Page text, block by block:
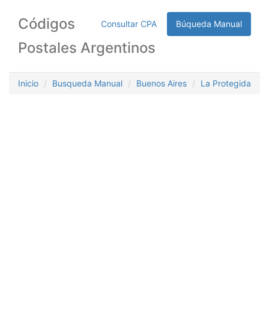
Consultar CPA Búqueda Manual
Códigos
Postales Argentinos
Inicio Busqueda Manual Buenos Aires La Protegida